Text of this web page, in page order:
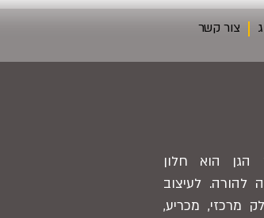
צור קשר
הגן הוא חלון
להורה. לעיצוב
מרכזי, מכריע,